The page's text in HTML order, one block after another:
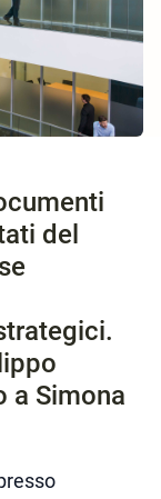
del
a Simona